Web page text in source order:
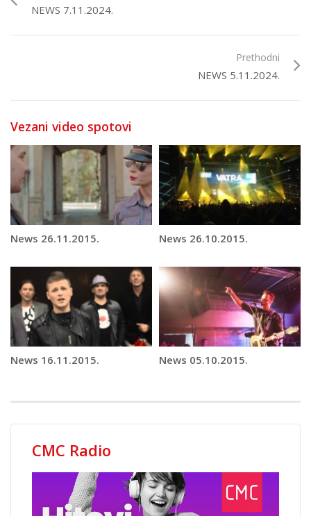
NEWS 7.11.2024.
Prethodni
NEWS 5.11.2024.
Vezani video spotovi
News 26.11.2015. News 26.10.2015.
News 16.11.2015. News 05.10.2015.
CMC Radio